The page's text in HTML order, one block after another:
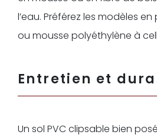
l’eau. Préférez les modèles
ou mousse polyéthylène à
Entretien et
Un sol PVC clipsable bien